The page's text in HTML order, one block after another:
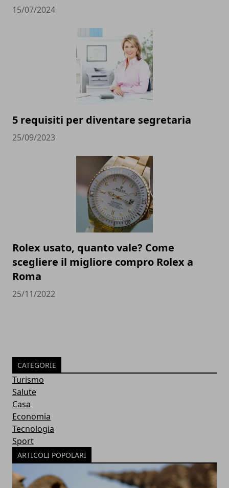
15/07/2024
5 requisiti per diventare segretaria
25/09/2023
Rolex usato, quanto vale? Come
scegliere il migliore compro Rolex a
Roma
25/11/2022
CATEGORIE
Turismo
Salute
Casa
Economia
Tecnologia
Sport
ARTICOLI POPOLARI